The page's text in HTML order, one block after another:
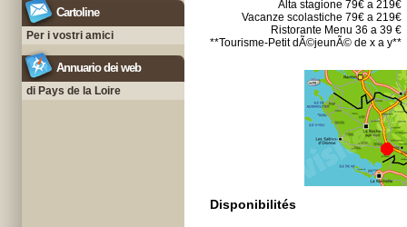
Cartoline
Per i vostri amici
Annuario dei web
di Pays de la Loire
Alta stagione 79€ a 219€
Vacanze scolastiche 79€ a 219€
Ristorante Menu 36 a 39 €
**Tourisme-Petit dÃ©jeunÃ© de x a y**
Disponibilités